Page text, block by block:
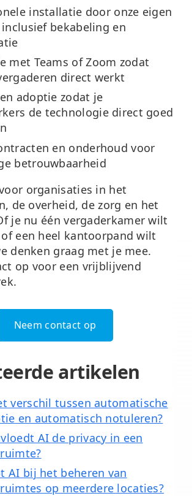
installatie door onze eigen
bekabeling en
met Teams of Zoom zodat
direct werkt
adoptie zodat je
de technologie direct goed
en onderhoud voor
betrouwbaarheid
organisaties in het
de overheid, de zorg en het
je nu één vergaderkamer wilt
een heel kantoorpand wilt
denken graag met je mee.
op voor een vrijblijvend
Neem contact op
artikelen
verschil tussen automatische
en automatisch notuleren?
AI de privacy in een
AI bij het beheren van
op meerdere locaties?